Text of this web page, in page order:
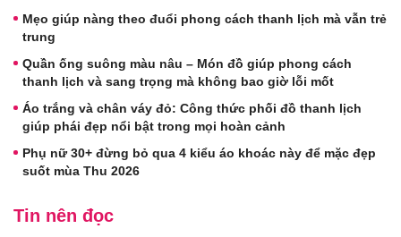
Mẹo giúp nàng theo đuổi phong cách thanh lịch mà vẫn trẻ
trung
Quần ống suông màu nâu – Món đồ giúp phong cách
thanh lịch và sang trọng mà không bao giờ lỗi mốt
Áo trắng và chân váy đỏ: Công thức phối đồ thanh lịch
giúp phái đẹp nổi bật trong mọi hoàn cảnh
Phụ nữ 30+ đừng bỏ qua 4 kiểu áo khoác này để mặc đẹp
suốt mùa Thu 2026
Tin nên đọc